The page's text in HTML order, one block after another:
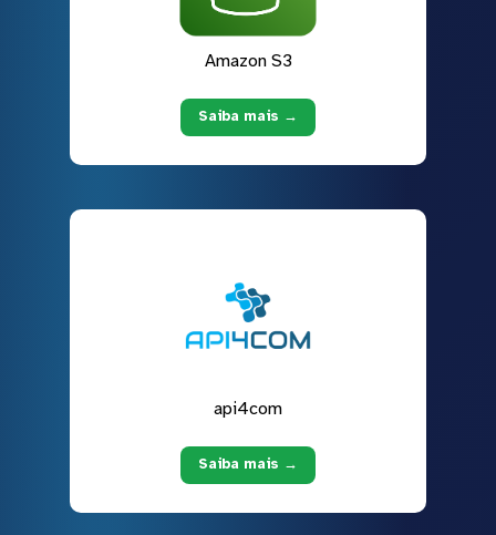
Amazon S3
Saiba mais →
api4com
Saiba mais →